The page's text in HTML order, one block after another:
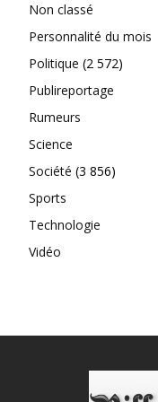
Non classé
Personnalité du mois
Politique (2 572)
Publireportage
Rumeurs
Science
Société (3 856)
Sports
Technologie
Vidéo